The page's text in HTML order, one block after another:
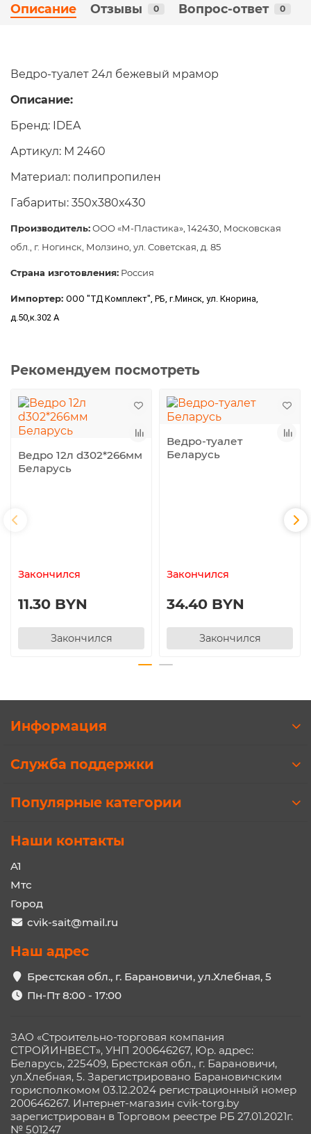
Описание Отзывы 0 Вопрос-ответ 0
Ведро-туалет 24л бежевый мрамор
Описание:
Бренд: IDEA
Артикул: М 2460
Материал: полипропилен
Габариты: 350x380x430
Производитель:ООО «М-Пластика», 142430, Московская
обл., г. Ногинск, Молзино, ул. Советская, д. 85
Страна изготовления: Россия
Импортер: ООО "ТД Комплект", РБ, г.Минск, ул. Кнорина,
д.50,к.302 А
Рекомендуем посмотреть
Ведро 12л d302*266мм
Беларусь
Закончился
11.30 BYN
Закончился
Ведро-туалет
Беларусь
Закончился
34.40 BYN
Закончился
Информация
Служба поддержки
Популярные категории
Наши контакты
A1
Мтс
Город
cvik-sait@mail.ru
Наш адрес
Брестская обл., г. Барановичи, ул.Хлебная, 5
Пн-Пт 8:00 - 17:00
ЗАО «Строительно-торговая компания
СТРОЙИНВЕСТ», УНП 200646267, Юр. адрес:
Беларусь, 225409, Брестская обл., г. Барановичи,
ул.Хлебная, 5. Зарегистрировано Барановичским
горисполкомом 03.12.2024 регистрационный номер
200646267. Интернет-магазин cvik-torg.by
зарегистрирован в Торговом реестре РБ 27.01.2021г.
№ 501247